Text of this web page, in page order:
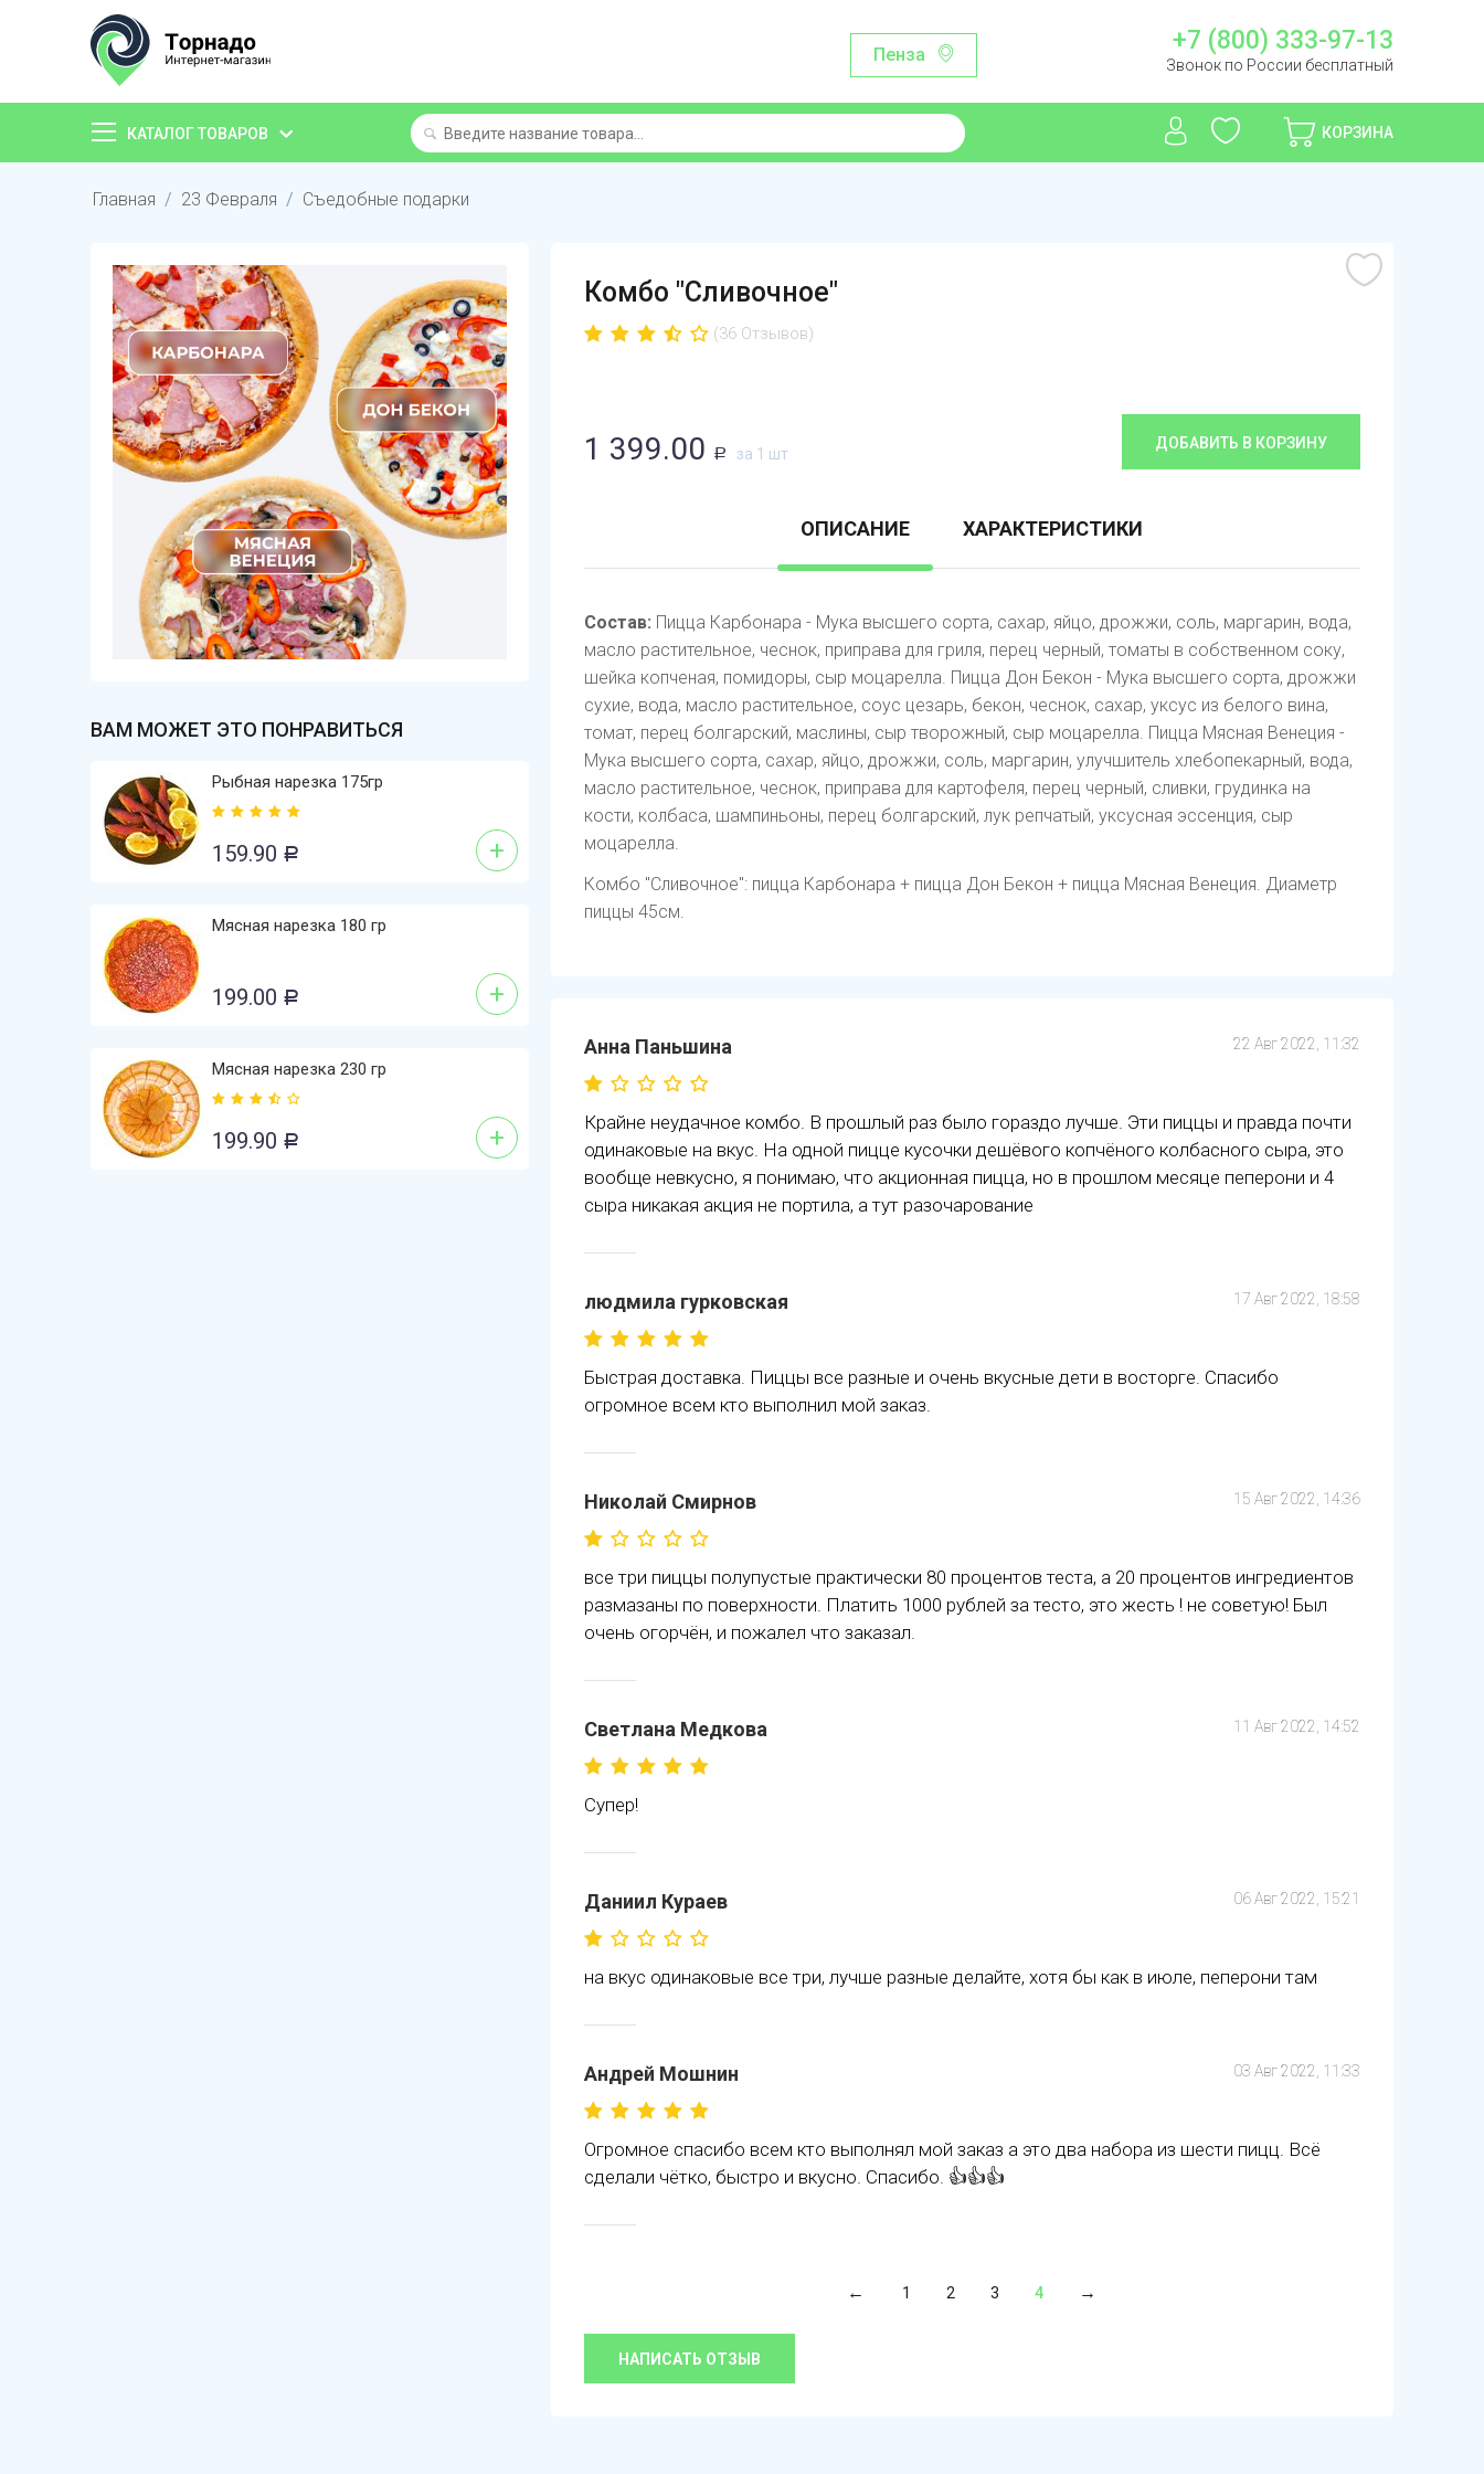
Пенза +7 (800) 333-97-13
Звонок по России бесплатный
КАТАЛОГ ТОВАРОВ КОРЗИНА
Главная / 23 Февраля / Съедобные подарки
ВАМ МОЖЕТ ЭТО ПОНРАВИТЬСЯ
Рыбная нарезка 175гр
159.90 Р +
Мясная нарезка 180 гр
199.00 Р +
Мясная нарезка 230 гр
199.90 Р +
Комбо "Сливочное"
(36 Отзывов)
1 399.00 Р за 1 шт
ДОБАВИТЬ В КОРЗИНУ
ОПИСАНИЕ ХАРАКТЕРИСТИКИ
Состав: Пицца Карбонара - Мука высшего сорта, сахар, яйцо, дрожжи, соль, маргарин, вода,
масло растительное, чеснок, приправа для гриля, перец черный, томаты в собственном соку,
шейка копченая, помидоры, сыр моцарелла. Пицца Дон Бекон - Мука высшего сорта, дрожжи
сухие, вода, масло растительное, соус цезарь, бекон, чеснок, сахар, уксус из белого вина,
томат, перец болгарский, маслины, сыр творожный, сыр моцарелла. Пицца Мясная Венеция -
Мука высшего сорта, сахар, яйцо, дрожжи, соль, маргарин, улучшитель хлебопекарный, вода,
масло растительное, чеснок, приправа для картофеля, перец черный, сливки, грудинка на
кости, колбаса, шампиньоны, перец болгарский, лук репчатый, уксусная эссенция, сыр
моцарелла.
Комбо "Сливочное": пицца Карбонара + пицца Дон Бекон + пицца Мясная Венеция. Диаметр
пиццы 45см.
Анна Паньшина 22 Авг 2022, 11:32
Крайне неудачное комбо. В прошлый раз было гораздо лучше. Эти пиццы и правда почти
одинаковые на вкус. На одной пицце кусочки дешёвого копчёного колбасного сыра, это
вообще невкусно, я понимаю, что акционная пицца, но в прошлом месяце пеперони и 4
сыра никакая акция не портила, а тут разочарование
людмила гурковская 17 Авг 2022, 18:58
Быстрая доставка. Пиццы все разные и очень вкусные дети в восторге. Спасибо
огромное всем кто выполнил мой заказ.
Николай Смирнов 15 Авг 2022, 14:36
все три пиццы полупустые практически 80 процентов теста, а 20 процентов ингредиентов
размазаны по поверхности. Платить 1000 рублей за тесто, это жесть ! не советую! Был
очень огорчён, и пожалел что заказал.
Светлана Медкова 11 Авг 2022, 14:52
Супер!
Даниил Кураев 06 Авг 2022, 15:21
на вкус одинаковые все три, лучше разные делайте, хотя бы как в июле, пеперони там
Андрей Мошнин 03 Авг 2022, 11:33
Огромное спасибо всем кто выполнял мой заказ а это два набора из шести пицц. Всё
сделали чётко, быстро и вкусно. Спасибо. 👍👍👍
1 2 3 4
НАПИСАТЬ ОТЗЫВ